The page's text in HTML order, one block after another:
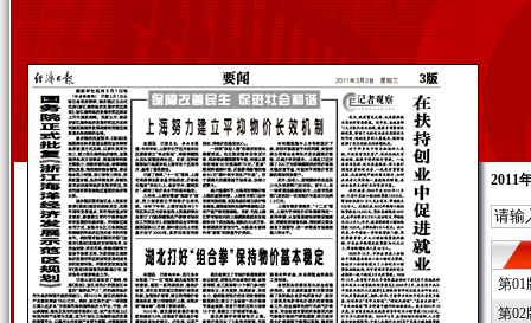
2011
第01
第02